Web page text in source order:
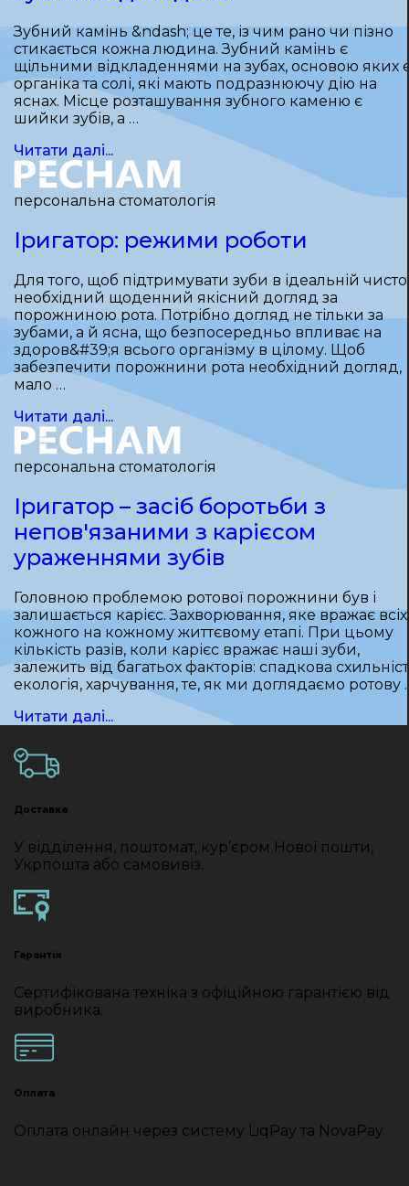
Зубний камінь &ndash; це те, із чим рано чи пізно
стикається кожна людина. Зубний камінь є
щільними відкладеннями на зубах, основою яких
органіка та солі, які мають подразнюючу дію на
яснах. Місце розташування зубного каменю є
шийки зубів, а …
Читати далі...
персональна стоматологія
Іригатор: режими роботи
Для того, щоб підтримувати зуби в ідеальній
необхідний щоденний якісний догляд за
порожниною рота. Потрібно догляд не тільки за
зубами, а й ясна, що безпосередньо впливає на
здоров&#39;я всього організму в цілому. Щоб
забезпечити порожнини рота необхідний догляд,
мало …
Читати далі...
персональна стоматологія
Іригатор – засіб боротьби з
непов'язаними з карієсом
ураженнями зубів
Головною проблемою ротової порожнини був і
залишається карієс. Захворювання, яке вражає всіх
кожного на кожному життєвому етапі. При цьому
кількість разів, коли карієс вражає наші зуби,
залежить від багатьох факторів: спадкова
екологія, харчування, те, як ми доглядаємо ротову
Читати далі...
Доставка
У відділення, поштомат, кур’єром Нової пошти,
Укрпошта або самовивіз.
Гарантія
Сертифікована техніка з офіційною гарантією від
виробника.
Оплата
Оплата онлайн через систему LiqPay та NovaPay